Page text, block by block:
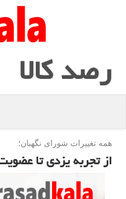
رصد كالا
همه تغییرات شورای نگهبان؛
از تجربه یزدی تا